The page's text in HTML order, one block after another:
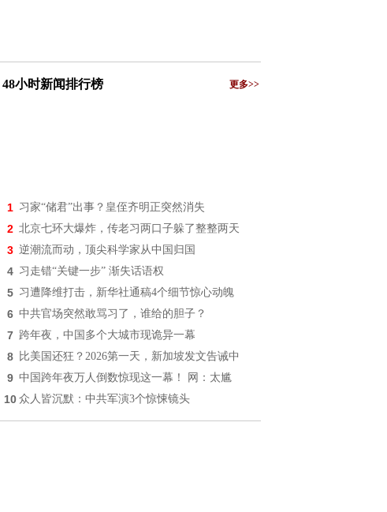
48小时新闻排行榜 更多>>
1 习家“储君”出事？皇侄齐明正突然消失
2 北京七环大爆炸，传老习两口子躲了整整两天
3 逆潮流而动，顶尖科学家从中国归国
4 习走错“关键一步” 渐失话语权
5 习遭降维打击，新华社通稿4个细节惊心动魄
6 中共官场突然敢骂习了，谁给的胆子？
7 跨年夜，中国多个大城市现诡异一幕
8 比美国还狂？2026第一天，新加坡发文告诫中
9 中国跨年夜万人倒数惊现这一幕！ 网：太尴
10 众人皆沉默：中共军演3个惊悚镜头